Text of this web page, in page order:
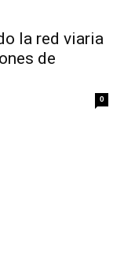
la red viaria
de
0